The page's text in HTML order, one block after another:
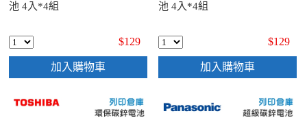
池 4入*4組
$129
加入購物車
池 4入*4組
$129
加入購物車